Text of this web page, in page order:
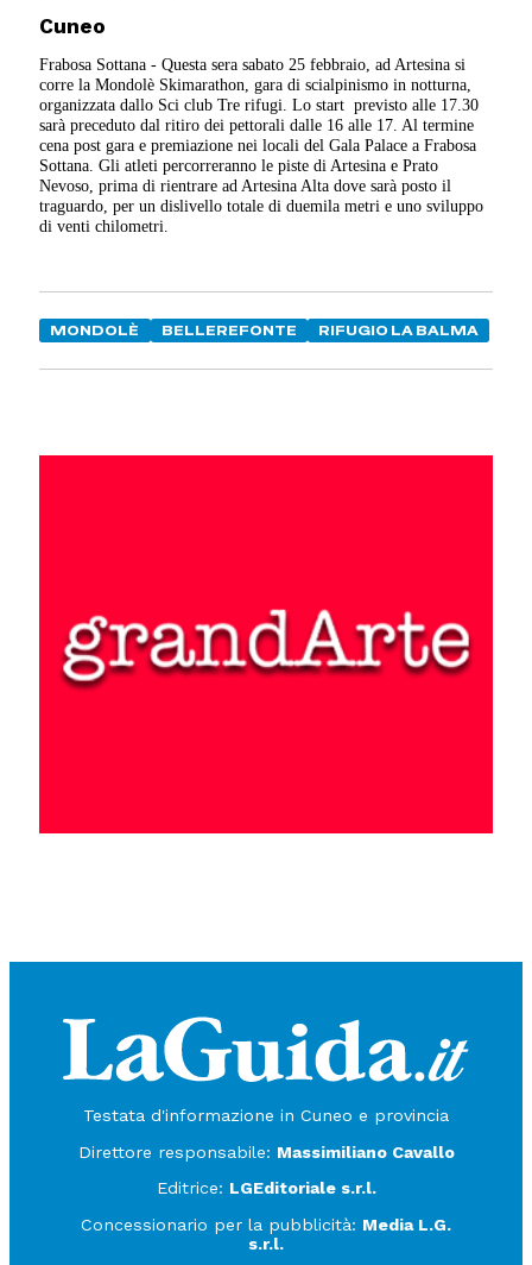
Cuneo
Frabosa Sottana - Questa sera sabato 25 febbraio, ad Artesina si
corre la Mondolè Skimarathon, gara di scialpinismo in notturna,
organizzata dallo Sci club Tre rifugi. Lo start previsto alle 17.30
sarà preceduto dal ritiro dei pettorali dalle 16 alle 17. Al termine
cena post gara e premiazione nei locali del Gala Palace a Frabosa
Sottana. Gli atleti percorreranno le piste di Artesina e Prato
Nevoso, prima di rientrare ad Artesina Alta dove sarà posto il
traguardo, per un dislivello totale di duemila metri e uno sviluppo
di venti chilometri.
MONDOLÈ BELLEREFONTE RIFUGIO LA BALMA
Testata d'informazione in Cuneo e provincia
Direttore responsabile: Massimiliano Cavallo
Editrice: LGEditoriale s.r.l.
Concessionario per la pubblicità: Media L.G.
s.r.l.